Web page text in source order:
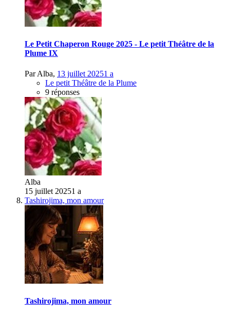
Le Petit Chaperon Rouge 2025 - Le petit Théâtre de la
Plume IX
ParAlba, 13 juillet 20251 a
Le petit Théâtre de la Plume
9 réponses
Alba
15 juillet 20251 a
Tashirojima, mon amour
Tashirojima, mon amour